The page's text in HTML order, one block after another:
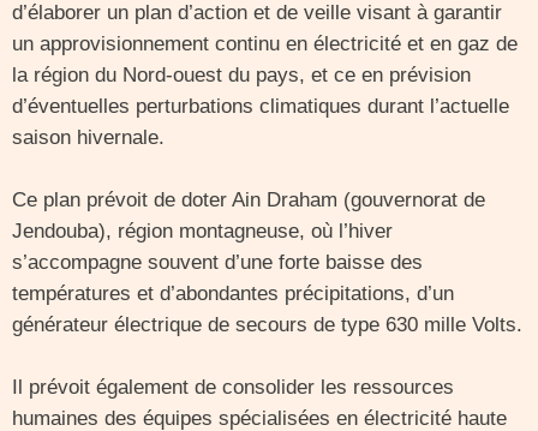
d’élaborer un plan d’action et de veille visant à garantir
un approvisionnement continu en électricité et en gaz de
la région du Nord-ouest du pays, et ce en prévision
d’éventuelles perturbations climatiques durant l’actuelle
saison hivernale.
Ce plan prévoit de doter Ain Draham (gouvernorat de
Jendouba), région montagneuse, où l’hiver
s’accompagne souvent d’une forte baisse des
températures et d’abondantes précipitations, d’un
générateur électrique de secours de type 630 mille Volts.
Il prévoit également de consolider les ressources
humaines des équipes spécialisées en électricité haute